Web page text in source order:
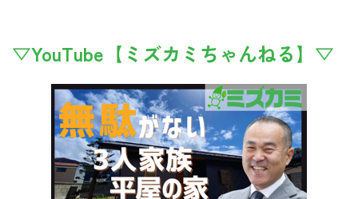
▽YouTube【ミズカミちゃんねる】▽